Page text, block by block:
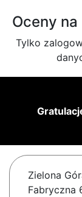
Oceny
Tylko
Zielona
Fabryczna